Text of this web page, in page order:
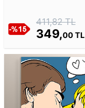
411,82 TL
349,00 TL